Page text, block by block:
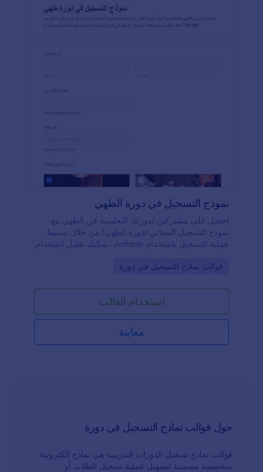
نموذج التسجيل في دورة الطهي
احصل على مشتركين لدورتك التعليمية في الطهي مع
نموذج التسجيل المجاني لدورة الطهي! من خلال تبسيط
عملية التسجيل باستخدام Jotform، يمكنك تقليل استخدام
ابدأ بتخصيص هذا النموذج باستخدام أداة السحب والإفلات
خلال رابط أو تضمينه في موقعك على الويب لجمع تفاصيل
الاتصال والمدفوعات وأكثر من ذلك. هل تحتاج إلى تخصيص
نموذج التسجيل لدورة الطهي؟ يمكنك إضافة شعارك،
وتحميل الصور، وإضافة جدول زمني لتقويم الحجز، وإعادة
التصميم، وتغيير الخطوط والألوان بدون الحاجة إلى برمجة!
Go to Category:
قوالب نماذج التسجيل في دورة
استخدام القالب
معاينة
حول قوالب نماذج التسجيل في دورة
قوالب نماذج تسجيل الدورات التدريبية هي نماذج إلكترونية
متخصصة مصممة لتسهيل عملية تسجيل الطلاب أو